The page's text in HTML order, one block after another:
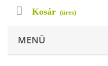
Kosár (üres)
MENÜ